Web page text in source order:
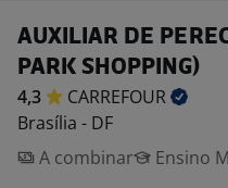
AUXILIAR DE
PARK SHOPPING)
4,3
CARREFOUR
Brasília - DF
A combinar
Ensino